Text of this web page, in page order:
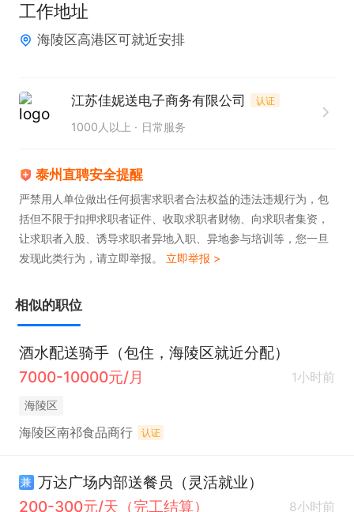
社会工，应届毕业生，暑假工，寒假工，全职，灵活
就业，均可入职喔，快来加入我们吧!!!
1：公司提供车电，头盔，工作服，餐箱；
2：公司购买人身安全商业保险；
骑手奖，站点单王奖，满勤奖，等其他补贴福利奖
励；
4：有车自带，无车电可安排；
5：晋升渠道：骑手-组长-副站长-站长-城市经理-区
工作地址
海陵区高港区可就近安排
江苏佳妮送电子商务有限公司 认证
1000人以上 日常服务
泰州直聘安全提醒
严禁用人单位做出任何损害求职者合法权益的违法违规行为，包
括但不限于扣押求职者证件、收取求职者财物、向求职者集资，
让求职者入股、诱导求职者异地入职、异地参与培训等，您一旦
发现此类行为，请立即举报。 立即举报 >
相似的职位
酒水配送骑手（包住，海陵区就近分配）
7000-10000元/月
1小时前
海陵区
海陵区南祁食品商行 认证
兼 万达广场内部送餐员（灵活就业）
200-300元/天（完工结算）
8小时前